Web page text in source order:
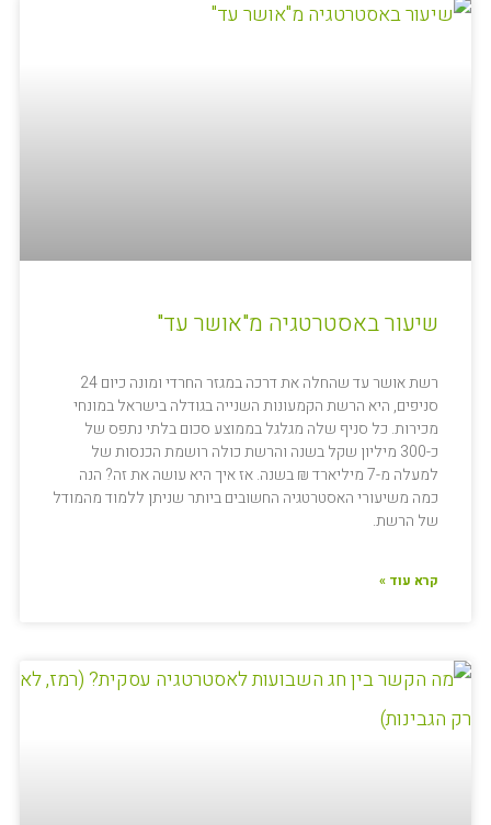
שיעור באסטרטגיה מ"אושר עד"
רשת אושר עד שהחלה את דרכה במגזר החרדי ומונה כיום 24
סניפים, היא הרשת הקמעונות השנייה בגודלה בישראל במונחי
מכירות. כל סניף שלה מגלגל בממוצע סכום בלתי נתפס של
כ-300 מיליון שקל בשנה והרשת כולה רושמת הכנסות של
למעלה מ-7 מיליארד ₪ בשנה. אז איך היא עושה את זה? הנה
כמה משיעורי האסטרטגיה החשובים ביותר שניתן ללמוד מהמודל
של הרשת.
קרא עוד »